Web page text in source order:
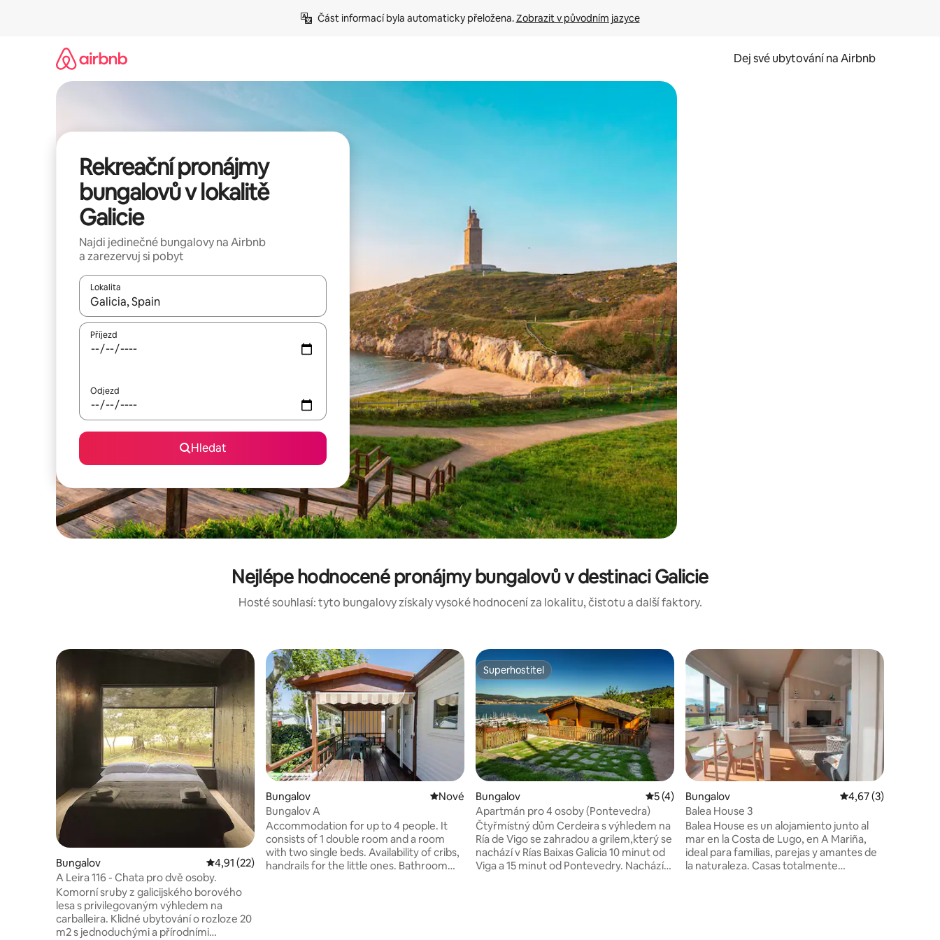
Část informací byla automaticky přeložena. Zobrazit v původním jazyce
Dej své ubytování na Airbnb
Rekreační pronájmy
bungalovů v lokalitě
Galicie
Najdi jedinečné bungalovy na Airbnb
a zarezervuj si pobyt
Lokalita
Až budou výsledky k dispozici, můžeš si je procházet pomocí šipek nahoru a dolů, dotykem nebo přejetím prstem.
Příjezd
Odjezd
Hledat
Nejlépe hodnocené pronájmy bungalovů v destinaci Galicie
Hosté souhlasí: tyto bungalovy získaly vysoké hodnocení za lokalitu, čistotu a další faktory.
Bungalov Průměrné hodnocení 4,91 z 5, 22 hodnocení
4,91 (22)
A Leira 116 - Chata pro dvě osoby.
Komorní sruby z galicijského borového
lesa s privilegovaným výhledem na
carballeira. Klidné ubytování o rozloze 20
m2 s jednoduchými a přírodními
Bungalov Nové ubytování
Nové
Bungalov A
Accommodation for up to 4 people. It
consists of 1 double room and a room
with two single beds. Availability of cribs,
handrails for the little ones. Bathroom
Superhostitel
Superhostitel
Bungalov Průměrné hodnocení 5 z 5, 4 hodnocení
5 (4)
Apartmán pro 4 osoby (Pontevedra)
Čtyřmístný dům Cerdeira s výhledem na
Ría de Vigo se zahradou a grilem,který se
nachází v Rías Baixas Galicia 10 minut od
Viga a 15 minut od Pontevedry. Nachází
Bungalov Průměrné
4,67 (3)
Balea House 3
Balea House es un alojamiento junto al
mar en la Costa de Lugo, en A Mariña,
ideal para familias, parejas y amantes de
la naturaleza. Casas totalmente